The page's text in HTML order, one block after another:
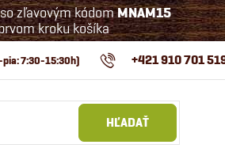
zľavovým kódomMNAM15
kroku košíka
+421 910 701
HĽADAŤ